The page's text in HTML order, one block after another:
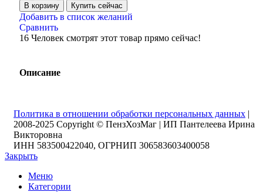
В корзину Купить сейчас
Добавить в список желаний
Сравнить
16 Человек смотрят этот товар прямо сейчас!
Описание
Политика в отношении обработки персональных данных |
2008-2025 Copyright © ПензХозМаг | ИП Пантелеева Ирина
Викторовна
ИНН 583500422040, ОГРНИП 306583603400058
Закрыть
Меню
Категории